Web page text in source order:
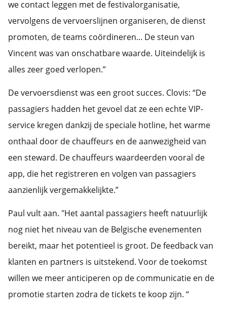
we contact leggen met de festivalorganisatie,
vervolgens de vervoerslijnen organiseren, de dienst
promoten, de teams coördineren... De steun van
Vincent was van onschatbare waarde. Uiteindelijk is
alles zeer goed verlopen.”
De vervoersdienst was een groot succes. Clovis: “De
passagiers hadden het gevoel dat ze een echte VIP-
service kregen dankzij de speciale hotline, het warme
onthaal door de chauffeurs en de aanwezigheid van
een steward. De chauffeurs waardeerden vooral de
app, die het registreren en volgen van passagiers
aanzienlijk vergemakkelijkte.”
Paul vult aan. "Het aantal passagiers heeft natuurlijk
nog niet het niveau van de Belgische evenementen
bereikt, maar het potentieel is groot. De feedback van
klanten en partners is uitstekend. Voor de toekomst
willen we meer anticiperen op de communicatie en de
promotie starten zodra de tickets te koop zijn. “